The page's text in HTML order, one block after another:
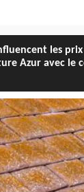
les
Azur avec le